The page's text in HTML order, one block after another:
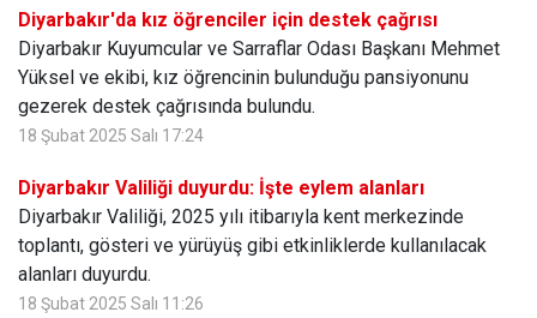
Diyarbakır'da kız öğrenciler için destek çağrısı
Diyarbakır Kuyumcular ve Sarraflar Odası Başkanı Mehmet
Yüksel ve ekibi, kız öğrencinin bulunduğu pansiyonunu
gezerek destek çağrısında bulundu.
18 Şubat 2025 Salı 17:24
Diyarbakır Valiliği duyurdu: İşte eylem alanları
Diyarbakır Valiliği, 2025 yılı itibarıyla kent merkezinde
toplantı, gösteri ve yürüyüş gibi etkinliklerde kullanılacak
alanları duyurdu.
18 Şubat 2025 Salı 11:26